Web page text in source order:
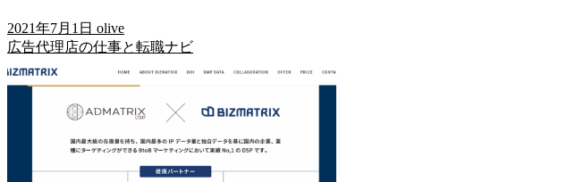
2021年7月1日 olive
広告代理店の仕事と転職ナビ